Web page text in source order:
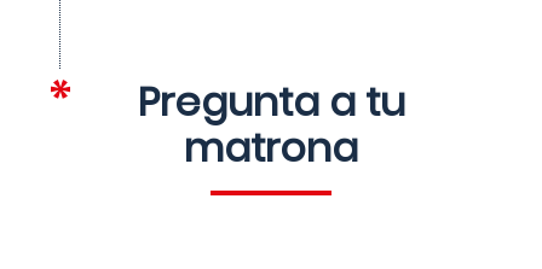
Pregunta a tu
matrona